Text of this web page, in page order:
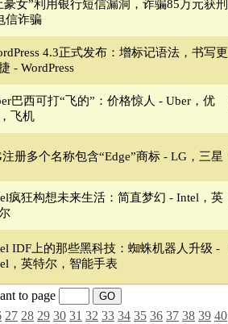
豪女”利用银行短信漏洞，诈骗85万元获刑
信诈骗
4.3正式发布：增标记语法，书写更
- WordPress
巴西可打“飞的”：价格惊人 - Uber，优
飞机
册多个名称包含“Edge”商标 - LG，三星
疯狂构想未来生活：简直梦幻 - Intel，英
IDF上的那些黑科技：蜘蛛机器人升级 -
，英特尔，智能手表
to page
27 28 29 30 31 32 33 34 35 36 37 38 39 40